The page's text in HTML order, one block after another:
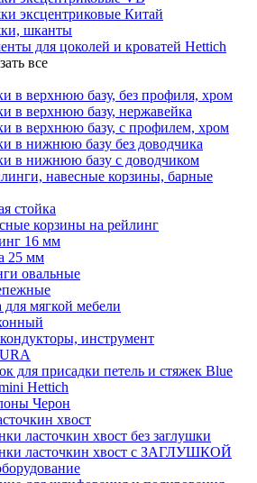
эксцентриковые Китай
шканты
для цоколей и кроватей Hettich
все
в верхнюю базу, без профиля, хром
в верхнюю базу, нержавейка
в верхнюю базу, с профилем, хром
в нижнюю базу без доводчика
в нижнюю базу с доводчиком
навесные корзины, барные
стойка
корзины на рейлинг
16 мм
25 мм
овальные
мягкой мебели
инструмент
для присадки петель и стяжек Blue
Hettich
Черон
хвост
ласточкин хвост без заглушки
ласточкин хвост с ЗАГЛУШКОЙ